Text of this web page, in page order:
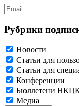
Рубрики
Новости
Статьи для
Статьи для
Конференции
Бюллетени
Медиа